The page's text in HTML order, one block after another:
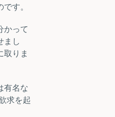
す。
かって
まし
取りま
有名な
求を起